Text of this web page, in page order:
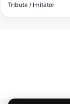
Tribute / Imitator